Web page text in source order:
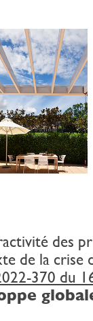
des
de la crise
370 du